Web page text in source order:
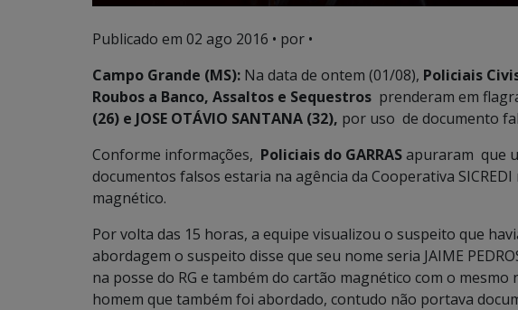
Publicado em 02 ago 2016 • por •
Campo Grande (MS): Na data de ontem (01/08), Policiais
Roubos a Banco, Assaltos e Sequestros prenderam em
(26) e JOSE OTÁVIO SANTANA (32), por uso de documento
Conforme informações, Policiais do GARRASapuraram que
documentos falsos estaria na agência da Cooperativa
magnético.
Por volta das 15 horas, a equipe visualizou o suspeito que
abordagem o suspeito disse que seu nome seria JAIME
na posse do RG e também do cartão magnético com o
homem que também foi abordado, contudo não portava